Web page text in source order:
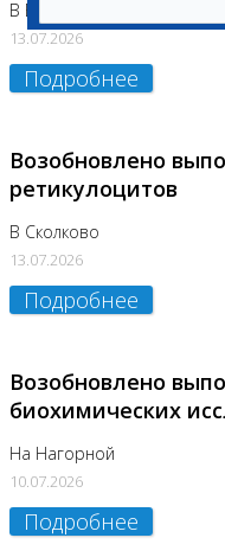
В Бутово
13.07.2026
Подробнее
Возобновлено
ретикулоцитов
В Сколково
13.07.2026
Подробнее
Возобновлено
биохимических
На Нагорной
10.07.2026
Подробнее